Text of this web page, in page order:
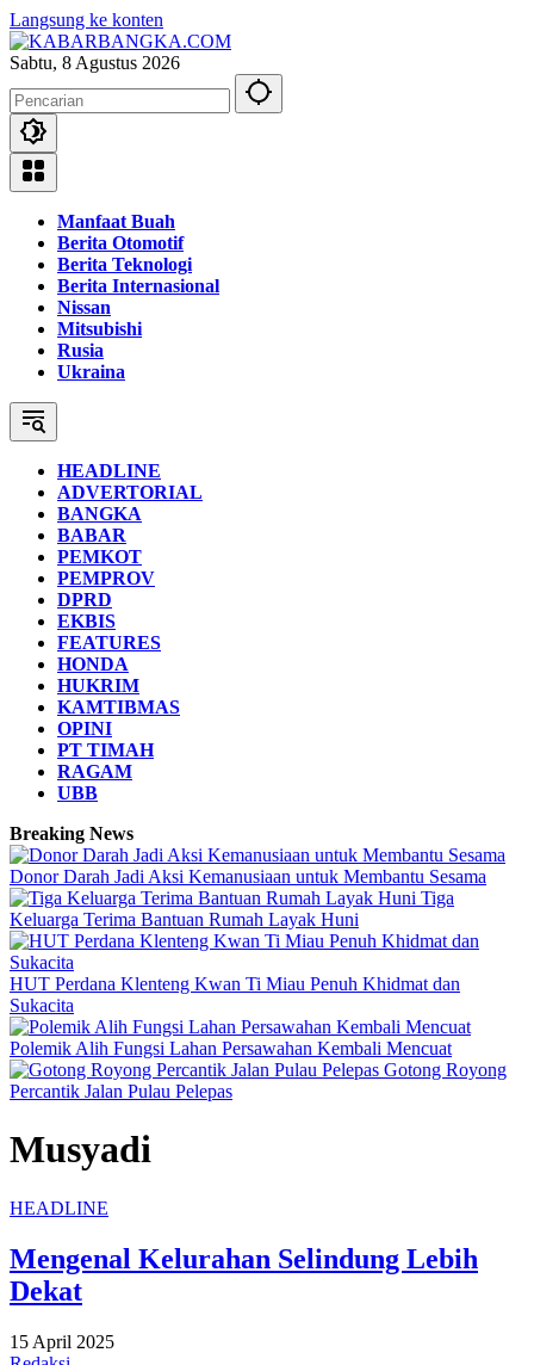
Langsung ke konten
Sabtu, 8 Agustus 2026
Manfaat Buah
Berita Otomotif
Berita Teknologi
Berita Internasional
Nissan
Mitsubishi
Rusia
Ukraina
HEADLINE
ADVERTORIAL
BANGKA
BABAR
PEMKOT
PEMPROV
DPRD
EKBIS
FEATURES
HONDA
HUKRIM
KAMTIBMAS
OPINI
PT TIMAH
RAGAM
UBB
Breaking News
Donor Darah Jadi Aksi Kemanusiaan untuk Membantu Sesama
Tiga
Keluarga Terima Bantuan Rumah Layak Huni
HUT Perdana Klenteng Kwan Ti Miau Penuh Khidmat dan
Sukacita
Polemik Alih Fungsi Lahan Persawahan Kembali Mencuat
Gotong Royong
Percantik Jalan Pulau Pelepas
Musyadi
HEADLINE
Mengenal Kelurahan Selindung Lebih
Dekat
15 April 2025